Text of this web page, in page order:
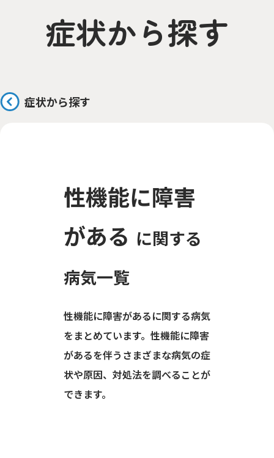
症状から探す
症状から探す
性機能に障害
がある に関する
病気一覧
性機能に障害があるに関する病気
をまとめています。性機能に障害
があるを伴うさまざまな病気の症
状や原因、対処法を調べることが
できます。